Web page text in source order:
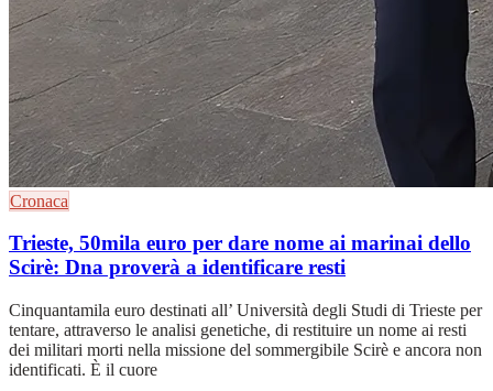
Cronaca
Trieste, 50mila euro per dare nome ai marinai dello
Scirè: Dna proverà a identificare resti
Cinquantamila euro destinati all’ Università degli Studi di Trieste per
tentare, attraverso le analisi genetiche, di restituire un nome ai resti
dei militari morti nella missione del sommergibile Scirè e ancora non
identificati. È il cuore